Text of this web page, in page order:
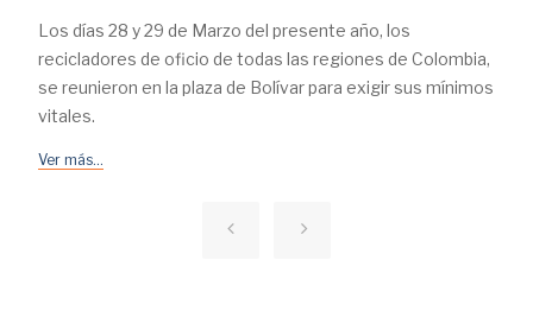
Los días 28 y 29 de Marzo del presente año, los
recicladores de oficio de todas las regiones de Colombia,
se reunieron en la plaza de Bolívar para exigir sus mínimos
vitales.
Ver más...